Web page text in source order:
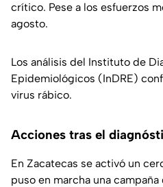
crítico. Pese a los esfuerzos
agosto.
Los análisis del Instituto de
Epidemiológicos (InDRE)
virus rábico.
Acciones tras el
En Zacatecas se activó un
puso en marcha una